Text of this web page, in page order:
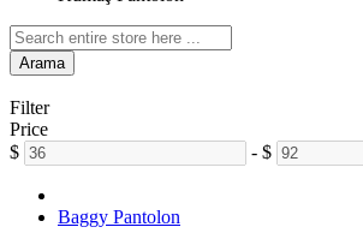
Arama
Filter
Price
$
- $
Baggy Pantolon